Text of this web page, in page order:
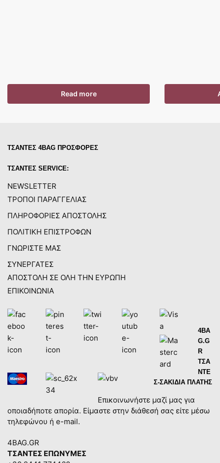
Read more
ΤΣΑΝΤΕΣ 4BAG ΠΡΟΣΦΟΡΕΣ
ΤΣΑΝΤΕΣ SERVICE:
NEWSLETTER
ΤΡΟΠΟΙ ΠΑΡΑΓΓΕΛΙΑΣ
ΠΛΗΡΟΦΟΡΙΕΣ ΑΠΟΣΤΟΛΗΣ
ΠΟΛΙΤΙΚΗ ΕΠΙΣΤΡΟΦΩΝ
ΓΝΩΡΙΣΤΕ ΜΑΣ
ΣΥΝΕΡΓΑΤΕΣ
ΑΠΟΣΤΟΛΗ ΣΕ ΟΛΗ ΤΗΝ ΕΥΡΩΠΗ
ΕΠΙΚΟΙΝΩΝΙΑ
4BA
G.G
R
ΤΣΑ
ΝΤΕ
Σ-ΣΑΚΙΔΙΑ ΠΛΑΤΗΣ
Επικοινωνήστε μαζί μας για
οποιαδήποτε απορία. Είμαστε στην διάθεσή σας είτε μέσω
τηλεφώνου ή e-mail.
4BAG.GR
ΤΣΑΝΤΕΣ ΕΠΩΝΥΜΕΣ